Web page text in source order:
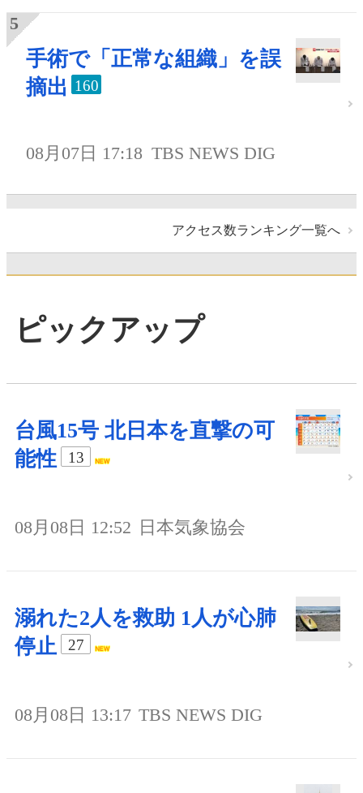
手術で「正常な組織」を誤
摘出 160
08月07日 17:18 TBS NEWS DIG
アクセス数ランキング一覧へ
ピックアップ
台風15号 北日本を直撃の可
能性
13
08月08日 12:52 日本気象協会
溺れた2人を救助 1人が心肺
停止
27
08月08日 13:17 TBS NEWS DIG